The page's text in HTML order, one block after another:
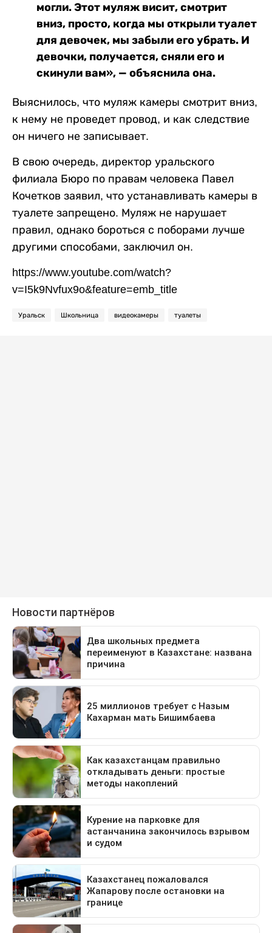
могли. Этот муляж висит, смотрит
вниз, просто, когда мы открыли туалет
для девочек, мы забыли его убрать. И
девочки, получается, сняли его и
скинули вам», — объяснила она.
Выяснилось, что муляж камеры смотрит вниз,
к нему не проведет провод, и как следствие
он ничего не записывает.
В свою очередь, директор уральского
филиала Бюро по правам человека Павел
Кочетков заявил, что устанавливать камеры в
туалете запрещено. Муляж не нарушает
правил, однако бороться с поборами лучше
другими способами, заключил он.
https://www.youtube.com/watch?
v=I5k9Nvfux9o&feature=emb_title
Уральск Школьница видеокамеры туалеты